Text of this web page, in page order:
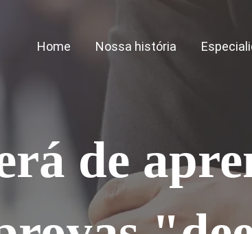
Home Nossa história
de